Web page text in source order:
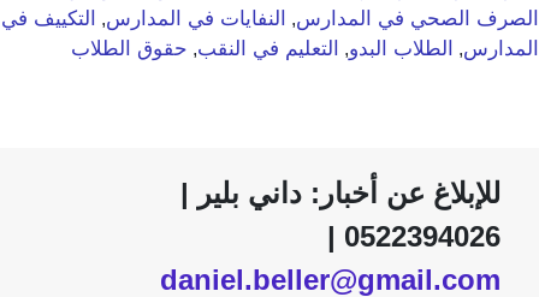
الصرف الصحي في المدارس, النفايات في المدارس,
التكييف في
المدارس, الطلاب البدو, التعليم في النقب, حقوق الطلاب
للإبلاغ عن أخبار: داني بلير |
0522394026 |
daniel.beller@gmail.com